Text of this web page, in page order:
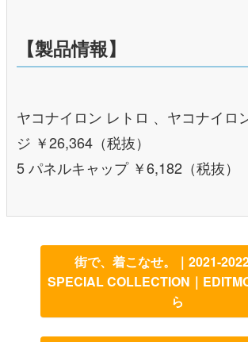
【製品情報】
ヤコナイロン レトロ 、ヤコナイロ
ジ ￥26,364（税抜）
5 パネルキャップ ￥6,182（税抜）
街で、着こなせ。｜2021-
SPECIAL COLLECTION｜
ら